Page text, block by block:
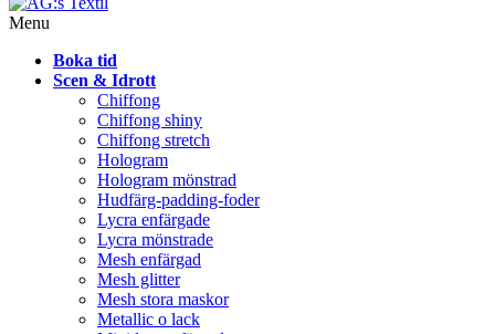
Menu
Boka tid
Scen & Idrott
Chiffong
Chiffong shiny
Chiffong stretch
Hologram
Hologram mönstrad
Hudfärg-padding-foder
Lycra enfärgade
Lycra mönstrade
Mesh enfärgad
Mesh glitter
Mesh stora maskor
Metallic o lack